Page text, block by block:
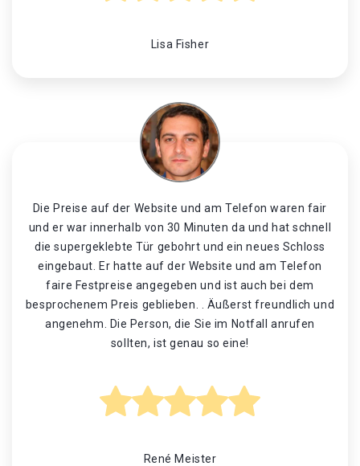
Lisa Fisher
Die Preise auf der Website und am Telefon waren fair
und er war innerhalb von 30 Minuten da und hat schnell
die supergeklebte Tür gebohrt und ein neues Schloss
eingebaut. Er hatte auf der Website und am Telefon
faire Festpreise angegeben und ist auch bei dem
besprochenem Preis geblieben. . Äußerst freundlich und
angenehm. Die Person, die Sie im Notfall anrufen
sollten, ist genau so eine!
René Meister